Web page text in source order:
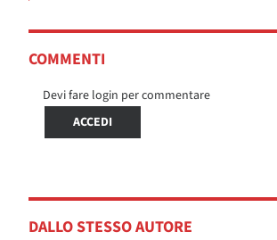
COMMENTI
Devi fare login per commentare
ACCEDI
DALLO STESSO AUTORE